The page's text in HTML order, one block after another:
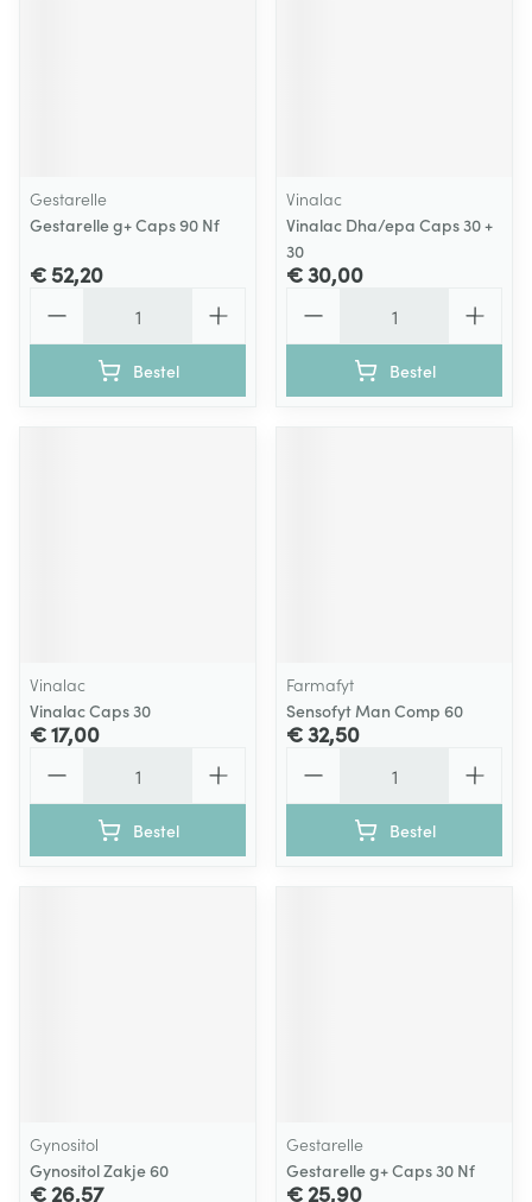
Gestarelle
Gestarelle g+ Caps 90 Nf
€ 52,20
Bestel
Vinalac
Vinalac Dha/epa Caps 30 +
30
€ 30,00
Bestel
Vinalac
Vinalac Caps 30
€ 17,00
Bestel
Farmafyt
Sensofyt Man Comp 60
€ 32,50
Bestel
Gynositol
Gynositol Zakje 60
€ 26,57
Gestarelle
Gestarelle g+ Caps 30 Nf
€ 25,90